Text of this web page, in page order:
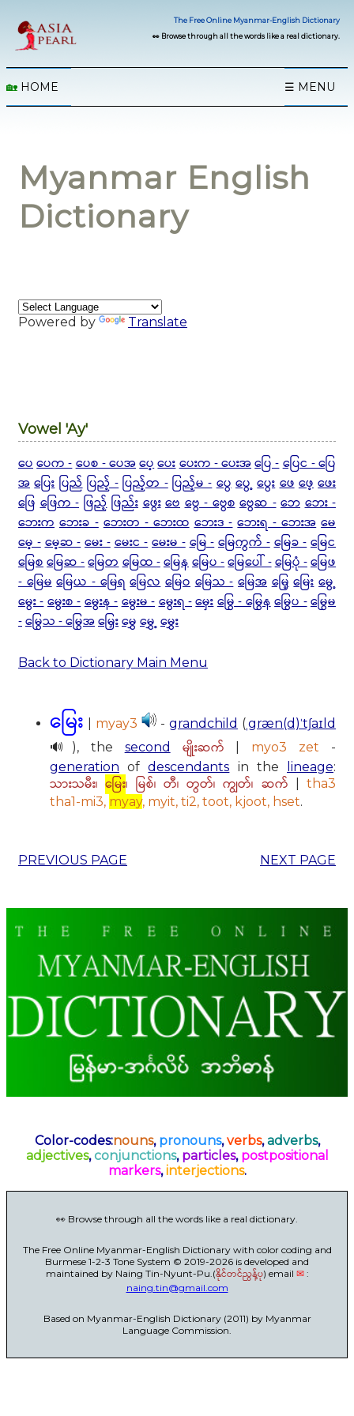
The Free Online Myanmar-English Dictionary
👀 Browse through all the words like a real dictionary.
🏡 HOME ☰ MENU
Myanmar English
Dictionary
Powered by Translate
Vowel 'Ay'
ပေပေက -ပေစ - ပေအပေ့ပေးပေးက - ပေးအပြေ -ပြေင - ပြေ
အ ပြေး ပြည် ပြည့် - ပြည့်တ - ပြည့်မ - ပွေ ပွေ့ ပွေး ဖေ ဖေ့ ဖေး
ဖြေ ဖြေက - ဖြည့် ဖြည်း ဖွေး ဗေ ဗွေ - ဗွေစ ဗွေဆ - ဘေ ဘေး -
ဘေးက ဘေးခ - ဘေးတ - ဘေးထ ဘေးဒ - ဘေးရ - ဘေးအ မေ
မေ့ -မေ့ဆ -မေး -မေးင -မေးမ -မြေ -မြေကွက် -မြေခ -မြေင
မြေစမြေဆ -မြေတမြေထ -မြေနမြေပ -မြေပေါ် -မြေပုံ -မြေဖ
- မြေမ မြေယ - မြေရ မြေလ မြေဝ မြေသ - မြေအ မြေ့ မြေး မွေ့
မွေး -မွေးစ -မွေးန -မွေးမ -မွေးရ -မှေးမြွေ - မြွေနမြွေပ -မြွေမ
-မြွေသ - မြွေအမြှေးမွှေ မွှေ့ မွှေး
Back to Dictionary Main Menu
မြေး myay3 - grandchild (ˌgræn(d)ˈtʃaɪld
🔊), the second မျိုးဆက် myo3 zet -
generation ofdescendants in the lineage:
သားသမီး၊မြေး၊ မြစ်၊ တီ၊ တွတ်၊ ကျွတ်၊ ဆက်
tha3
tha1-mi3, myay, myit, ti2, toot, kjoot, hset.
PREVIOUS PAGE NEXT PAGE
Color-codes:nouns, pronouns,verbs,adverbs,
adjectives,conjunctions, particles, postpositional
markers,interjections.
👀 Browse through all the words like a real dictionary.
The Free Online Myanmar-English Dictionary with color coding and
Burmese 1-2-3 Tone System © 2019-2026 is developed and
maintained by Naing Tin-Nyunt-Pu.(နိုင်တင်ညွန့်ပု) email ✉:
naing.tin@gmail.com
Based on Myanmar-English Dictionary (2011) by Myanmar
Language Commission.